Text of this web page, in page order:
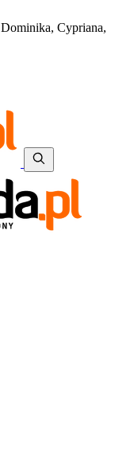
Dominika, Cypriana,